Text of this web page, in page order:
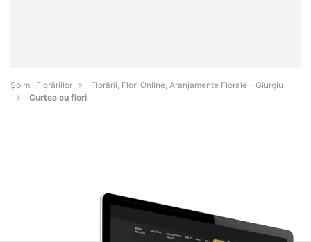
Șoimii Florăriilor
Florării, Flori Online, Aranjamente Florale - Giurgiu
Curtea cu flori